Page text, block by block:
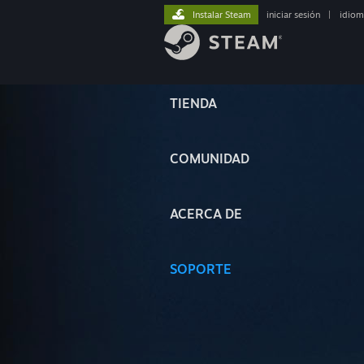
TIENDA
COMUNIDAD
ACERCA DE
SOPORTE
Instalar Steam iniciar sesión